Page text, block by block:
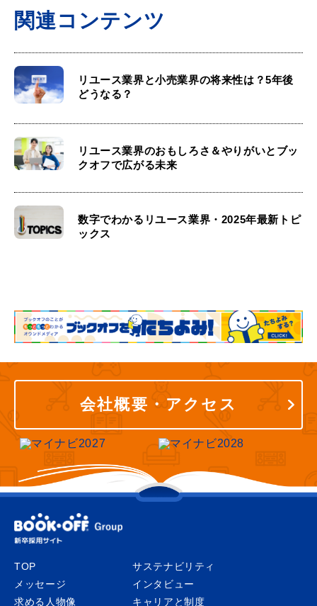
関連コンテンツ
リユース業界と小売業界の将来性は？5年後
どうなる？
リユース業界のおもしろさ＆やりがいとブッ
クオフで広がる未来
数字でわかるリユース業界・2025年最新トピ
ックス
会社概要・アクセス
TOP
メッセージ
求める人物像
サステナビリティ
インタビュー
キャリアと制度